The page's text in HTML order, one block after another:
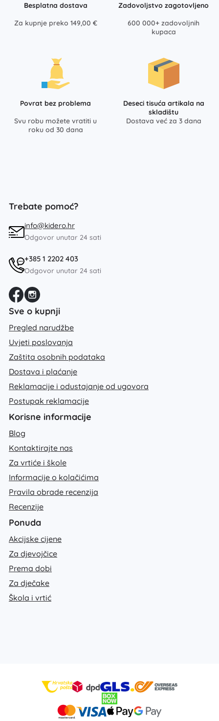
Besplatna dostava
Za kupnje preko 149,00 €
Zadovoljstvo zagotovljeno
600 000+ zadovoljnih
kupaca
Povrat bez problema
Svu robu možete vratiti u
roku od 30 dana
Deseci tisuća artikala na
skladištu
Dostava već za 3 dana
Trebate pomoć?
info@kidero.hr
Odgovor unutar 24 sati
+385 1 2202 403
Odgovor unutar 24 sati
Sve o kupnji
Pregled narudžbe
Uvjeti poslovanja
Zaštita osobnih podataka
Dostava i plaćanje
Reklamacije i odustajanje od ugovora
Postupak reklamacije
Korisne informacije
Blog
Kontaktirajte nas
Za vrtiće i škole
Informacije o kolačićima
Pravila obrade recenzija
Recenzije
Ponuda
Akcijske cijene
Za djevojčice
Prema dobi
Za dječake
Škola i vrtić